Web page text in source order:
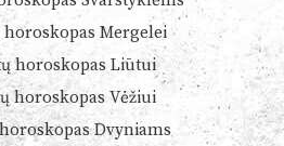
horoskopas Mergelei
horoskopas Liūtui
horoskopas Vėžiui
Dvyniams